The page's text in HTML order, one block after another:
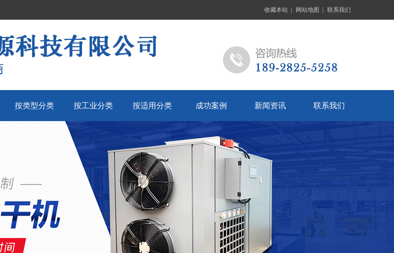
收藏本站 网站地图 联系我们
按类型分类 按工业分类 按适用分类 成功案例 新闻资讯 联系我们